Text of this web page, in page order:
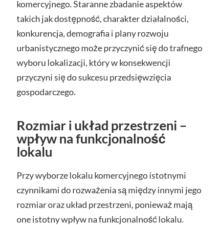
komercyjnego. Staranne zbadanie aspektów
takich jak dostępność, charakter działalności,
konkurencja, demografia i plany rozwoju
urbanistycznego może przyczynić się do trafnego
wyboru lokalizacji, który w konsekwencji
przyczyni się do sukcesu przedsięwzięcia
gospodarczego.
Rozmiar i układ przestrzeni –
wpływ na funkcjonalność
lokalu
Przy wyborze lokalu komercyjnego istotnymi
czynnikami do rozważenia są między innymi jego
rozmiar oraz układ przestrzeni, ponieważ mają
one istotny wpływ na funkcjonalność lokalu.